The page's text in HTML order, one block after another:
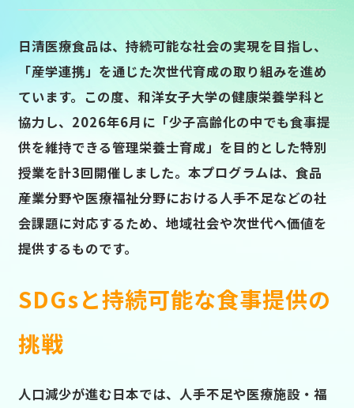
Privacy
Privacy
日清医療食品は、持続可能な社会の実現を目指し、
「産学連携」を通じた次世代育成の取り組みを進め
ています。この度、和洋女子大学の健康栄養学科と
協力し、2026年6月に「少子高齢化の中でも食事提
供を維持できる管理栄養士育成」を目的とした特別
授業を計3回開催しました。本プログラムは、食品
産業分野や医療福祉分野における人手不足などの社
会課題に対応するため、地域社会や次世代へ価値を
提供するものです。
SDGsと持続可能な食事提供の
挑戦
人口減少が進む日本では、人手不足や医療施設・福